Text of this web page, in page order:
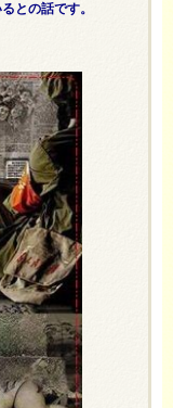
との話です。